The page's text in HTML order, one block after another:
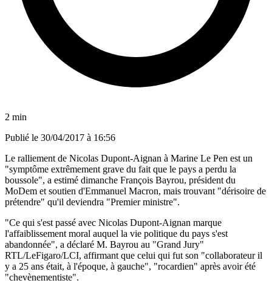
2 min
Publié le 30/04/2017 à 16:56
Le ralliement de Nicolas Dupont-Aignan à Marine Le Pen est un
"symptôme extrêmement grave du fait que le pays a perdu la
boussole", a estimé dimanche François Bayrou, président du
MoDem et soutien d'Emmanuel Macron, mais trouvant "dérisoire de
prétendre" qu'il deviendra "Premier ministre".
"Ce qui s'est passé avec Nicolas Dupont-Aignan marque
l'affaiblissement moral auquel la vie politique du pays s'est
abandonnée", a déclaré M. Bayrou au "Grand Jury"
RTL/LeFigaro/LCI, affirmant que celui qui fut son "collaborateur il
y a 25 ans était, à l'époque, à gauche", "rocardien" après avoir été
"chevènementiste".